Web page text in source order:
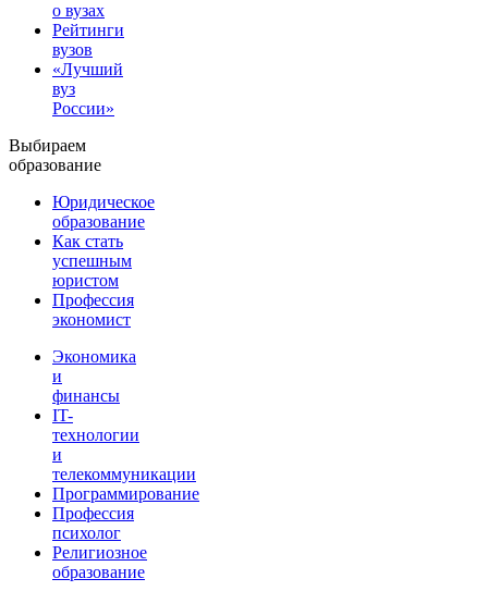
о вузах
Рейтинги
вузов
«Лучший
вуз
России»
Выбираем
образование
Юридическое
образование
Как стать
успешным
юристом
Профессия
экономист
Экономика
и
финансы
IT-
технологии
и
телекоммуникации
Программирование
Профессия
психолог
Религиозное
образование